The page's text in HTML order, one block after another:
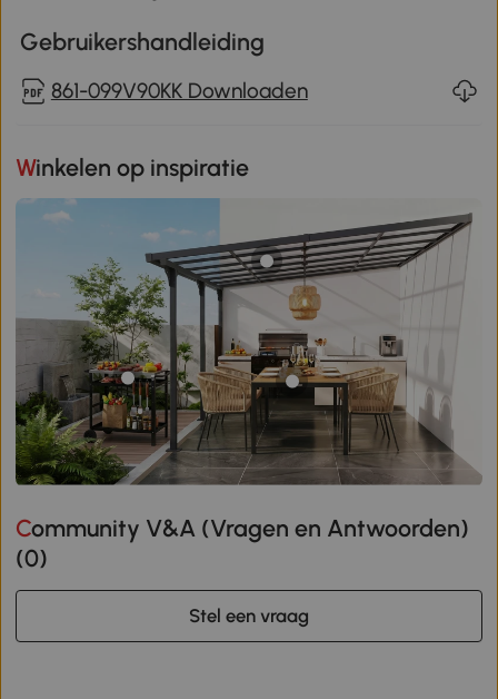
Gebruikershandleiding
861-099V90KK Downloaden
Winkelen op inspiratie
Community V&A (Vragen en Antwoorden)
(0)
Stel een vraag